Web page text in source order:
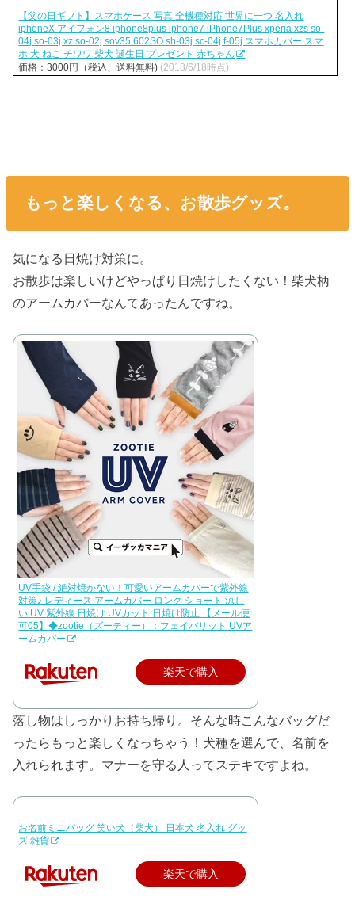
【父の日ギフト】スマホケース 写真 全機種対応 世界に一つ 名入れ
iphoneX アイフォン8 iphone8plus iphone7 iPhone7Plus xperia xzs so-
04j so-03j xz so-02j sov35 602SO sh-03j sc-04j f-05j スマホカバー スマ
ホ 犬 ねこ チワワ 柴犬 誕生日 プレゼント 赤ちゃん
価格：3000円（税込、送料無料) (2018/6/18時点)
もっと楽しくなる、お散歩グッズ。
気になる日焼け対策に。
お散歩は楽しいけどやっぱり日焼けしたくない！柴犬柄
のアームカバーなんてあったんですね。
UV手袋 / 絶対焼かない！可愛いアームカバーで紫外線
対策♪ レディース アームカバー ロング ショート 涼し
い UV 紫外線 日焼け UVカット 日焼け防止 【メール便
可05】◆zootie（ズーティー）：フェイバリット UVア
ームカバー
楽天で購入
落し物はしっかりお持ち帰り。そんな時こんなバッグだ
ったらもっと楽しくなっちゃう！犬種を選んで、名前を
入れられます。マナーを守る人ってステキですよね。
お名前ミニバッグ 笑い犬（柴犬） 日本犬 名入れ グッ
ズ 雑貨
楽天で購入